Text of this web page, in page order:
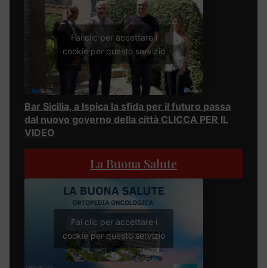
Fai clic per accettare i
cookie per questo servizio
Bar Sicilia, a Ispica la sfida per il futuro passa
dal nuovo governo della città CLICCA PER IL
VIDEO
La Buona Salute
Fai clic per accettare i
cookie per questo servizio